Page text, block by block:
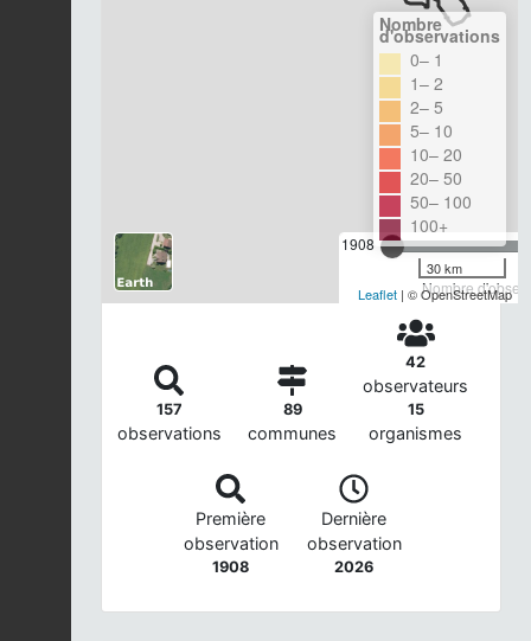
1908
Nombre
Nombre
d'observations
0– 1
1– 2
2– 5
5– 10
10– 20
20– 50
50– 100
100+
30 km
Leaflet | © OpenStreetMap
157
observations
89
communes
42
observateurs
15
organismes
Première
observation
1908
Dernière
observation
2026